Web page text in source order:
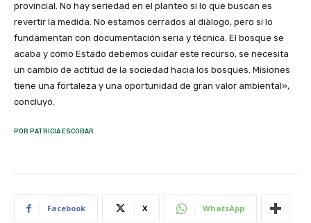
provincial. No hay seriedad en el planteo si lo que buscan es
revertir la medida. No estamos cerrados al diàlogo, pero si lo
fundamentan con documentación seria y técnica. El bosque se
acaba y como Estado debemos cuidar este recurso, se necesita
un cambio de actitud de la sociedad hacia los bosques. Misiones
tiene una fortaleza y una oportunidad de gran valor ambiental»,
concluyó.
POR PATRICIA ESCOBAR
Facebook X WhatsApp